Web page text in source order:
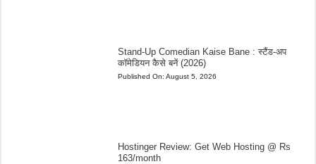
Stand-Up Comedian Kaise Bane : स्टैंड-अप
कॉमेडियन कैसे बनें (2026)
Published On: August 5, 2026
Hostinger Review: Get Web Hosting @ Rs
163/month